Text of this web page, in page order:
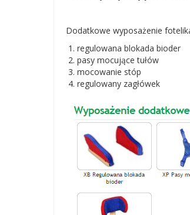
Dodatkowe wyposażenie
regulowana blokada bioder
pasy mocujące tułów
mocowanie stóp
regulowany zagłówek